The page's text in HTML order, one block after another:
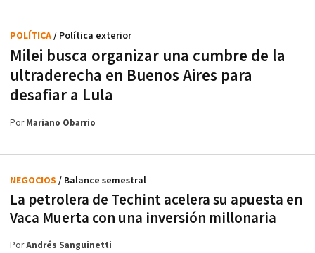
Milei busca organizar una cumbre de la
ultraderecha en Buenos Aires para
desafiar a Lula
POLÍTICA/ Política exterior
PorMariano Obarrio
La petrolera de Techint acelera su apuesta en
Vaca Muerta con una inversión millonaria
NEGOCIOS / Balance semestral
PorAndrés Sanguinetti